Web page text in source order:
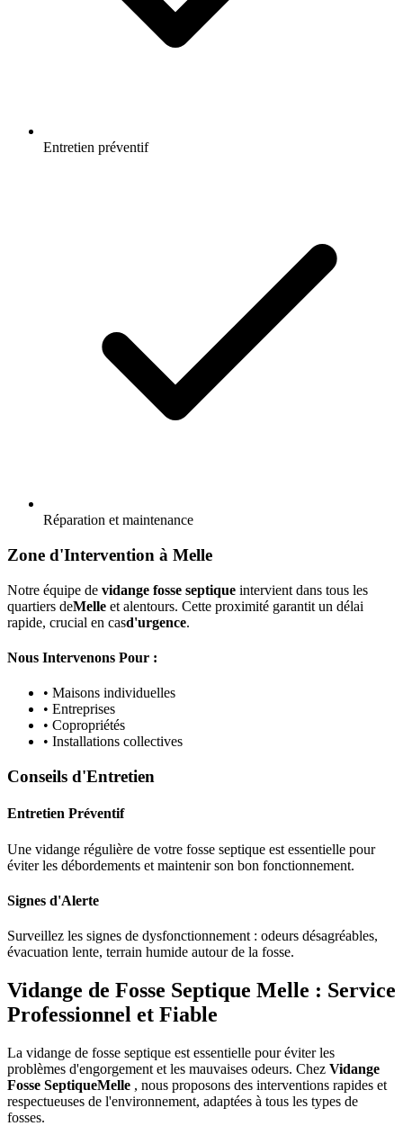
Entretien préventif
Réparation et maintenance
Zone d'Intervention à Melle
Notre équipe de vidange fosse septique intervient dans tous les
quartiers deMelle et alentours. Cette proximité garantit un délai
rapide, crucial en casd'urgence.
Nous Intervenons Pour :
• Maisons individuelles
• Entreprises
• Copropriétés
• Installations collectives
Conseils d'Entretien
Entretien Préventif
Une vidange régulière de votre fosse septique est essentielle pour
éviter les débordements et maintenir son bon fonctionnement.
Signes d'Alerte
Surveillez les signes de dysfonctionnement : odeurs désagréables,
évacuation lente, terrain humide autour de la fosse.
Vidange de Fosse Septique Melle : Service
Professionnel et Fiable
La vidange de fosse septique est essentielle pour éviter les
problèmes d'engorgement et les mauvaises odeurs. Chez Vidange
Fosse SeptiqueMelle , nous proposons des interventions rapides et
respectueuses de l'environnement, adaptées à tous les types de
fosses.